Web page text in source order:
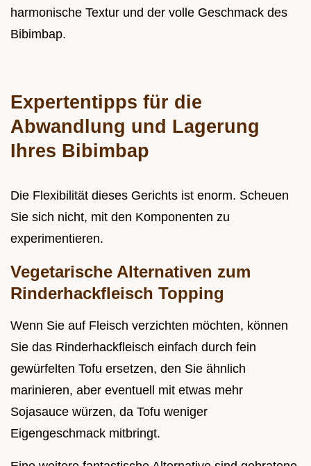
harmonische Textur und der volle Geschmack des
Bibimbap.
Expertentipps für die
Abwandlung und Lagerung
Ihres Bibimbap
Die Flexibilität dieses Gerichts ist enorm. Scheuen
Sie sich nicht, mit den Komponenten zu
experimentieren.
Vegetarische Alternativen zum
Rinderhackfleisch Topping
Wenn Sie auf Fleisch verzichten möchten, können
Sie das Rinderhackfleisch einfach durch fein
gewürfelten Tofu ersetzen, den Sie ähnlich
marinieren, aber eventuell mit etwas mehr
Sojasauce würzen, da Tofu weniger
Eigengeschmack mitbringt.